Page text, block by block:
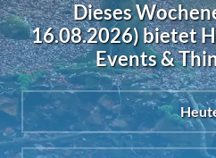
Dieses
16.08.2026) bietet
Events &